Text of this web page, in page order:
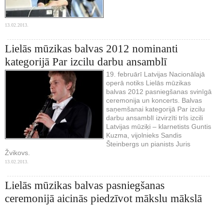
13.02.2013.
Lielās mūzikas balvas 2012 nominanti
kategorijā Par izcilu darbu ansamblī
19. februārī Latvijas Nacionālajā
operā notiks Lielās mūzikas
balvas 2012 pasniegšanas svinīgā
ceremonija un koncerts. Balvas
saņemšanai kategorijā Par izcilu
darbu ansamblī izvirzīti trīs izcili
Latvijas mūziķi – klarnetists Guntis
Kuzma, vijolnieks Sandis
Šteinbergs un pianists Juris
Žvikovs.
13.02.2013.
Lielās mūzikas balvas pasniegšanas
ceremonijā aicinās piedzīvot mākslu mākslā